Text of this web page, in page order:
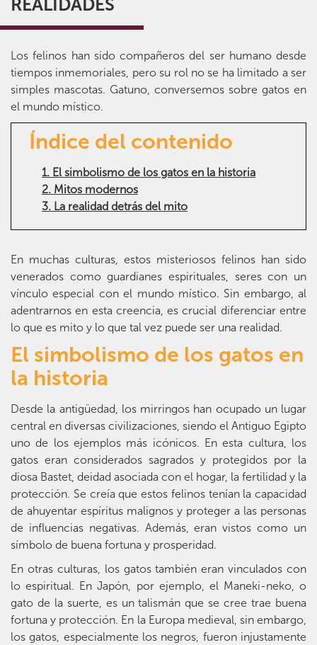
REALIDADES
Los felinos han sido compañeros del ser humano desde
tiempos inmemoriales, pero su rol no se ha limitado a ser
simples mascotas. Gatuno, conversemos sobre gatos en
el mundo místico.
Índice del contenido
1. El simbolismo de los gatos en la historia
2. Mitos modernos
3. La realidad detrás del mito
En muchas culturas, estos misteriosos felinos han sido
venerados como guardianes espirituales, seres con un
vínculo especial con el mundo místico. Sin embargo, al
adentrarnos en esta creencia, es crucial diferenciar entre
lo que es mito y lo que tal vez puede ser una realidad.
El simbolismo de los gatos en
la historia
Desde la antigüedad, los mirringos han ocupado un lugar
central en diversas civilizaciones, siendo el Antiguo Egipto
uno de los ejemplos más icónicos. En esta cultura, los
gatos eran considerados sagrados y protegidos por la
diosa Bastet, deidad asociada con el hogar, la fertilidad y la
protección. Se creía que estos felinos tenían la capacidad
de ahuyentar espíritus malignos y proteger a las personas
de influencias negativas. Además, eran vistos como un
símbolo de buena fortuna y prosperidad.
En otras culturas, los gatos también eran vinculados con
lo espiritual. En Japón, por ejemplo, el Maneki-neko, o
gato de la suerte, es un talismán que se cree trae buena
fortuna y protección. En la Europa medieval, sin embargo,
los gatos, especialmente los negros, fueron injustamente